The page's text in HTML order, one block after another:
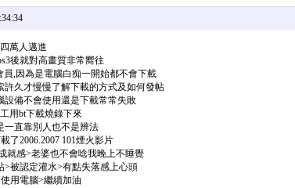
萬人邁進
後就對高畫質非常嚮往
員,因為是電腦白痴一開始都不會下載
許久才慢慢了解下載的方式及如何發帖
設備不會使用還是下載常常失敗
用bt下載燒錄下來
一直靠別人也不是辨法
了2006.2007 101煙火影片
就感>老婆也不會唸我晚上不睡覺
>被認定灌水>有點失落感上心頭
用電腦>繼續加油